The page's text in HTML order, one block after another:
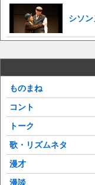
シソ
ものまね
コント
トーク
歌・リズムネタ
漫才
漫談